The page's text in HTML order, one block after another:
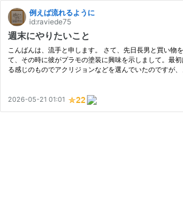
例えば流れるように
id:raviede75
週末にやりたいこと
こんばんは、流手と申します。 さて、先日長男と買い物
て、その時に彼がプラモの塗装に興味を示しまして。最
る感じのものでアクリジョンなどを選んでいたのですが、
聞…
2026-05-21 01:01